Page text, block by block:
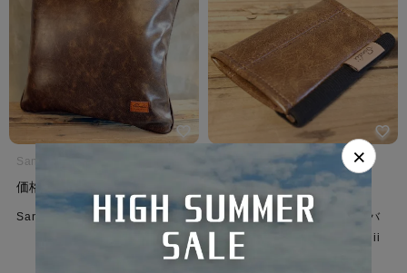
Sandii サンディ
価格
Sandii カヌレ クッション
Sandii サンディ
価格 ¥3,500税込
Sandii カヌレ シートベルトバ
ックルカバー サンディ Sandii
CANELE BuckleCover
×